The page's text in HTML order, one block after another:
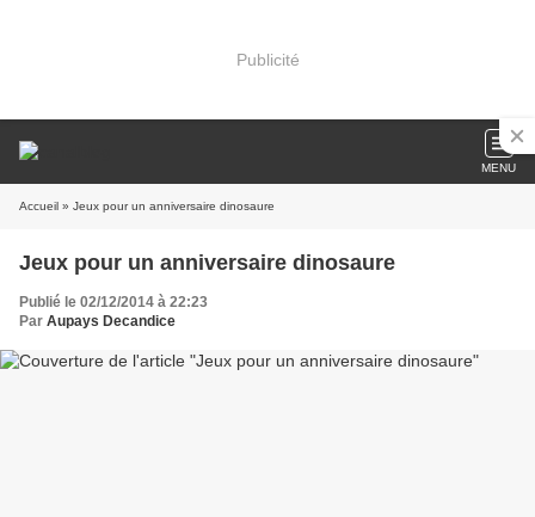
Publicité
MENU
Accueil » Jeux pour un anniversaire dinosaure
Jeux pour un anniversaire dinosaure
Publié le 02/12/2014 à 22:23
Par Aupays Decandice